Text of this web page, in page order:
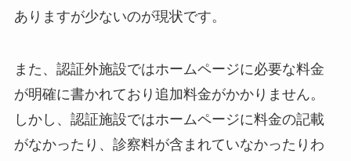
ありますが少ないのが現状です。
また、認証外施設ではホームページに必要な料金
が明確に書かれており追加料金がかかりません。
しかし、認証施設ではホームページに料金の記載
がなかったり、診察料が含まれていなかったりわ